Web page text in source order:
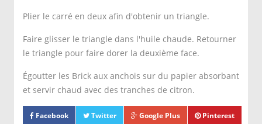
Plier le carré en deux afin d'obtenir un triangle.
Faire glisser le triangle dans l'huile chaude. Retourner
le triangle pour faire dorer la deuxième face.
Égoutter les Brick aux anchois sur du papier absorbant
et servir chaud avec des tranches de citron.
Facebook Twitter Google Plus Pinterest